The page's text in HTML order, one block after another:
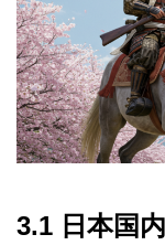
3.1 日本国